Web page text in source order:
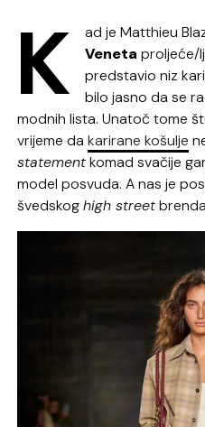
K ad je Matthieu
Venetaproljeće/
predstavio niz
bilo jasno da se
modnih lista. Unatoč tome
vrijeme dakarirane košulje
statementkomad svačije
model posvuda. A nas je
švedskoghigh street